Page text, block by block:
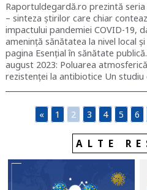
Raportuldegardă.ro prezintă seria
– sinteza știrilor care chiar
impactului pandemiei COVID-19,
amenință sănătatea la nivel local
pagina Esențial în sănătate
august 2023: Poluarea
rezistenței la antibiotice Un studiu
« 1 2 3 4 5 6
ALTE